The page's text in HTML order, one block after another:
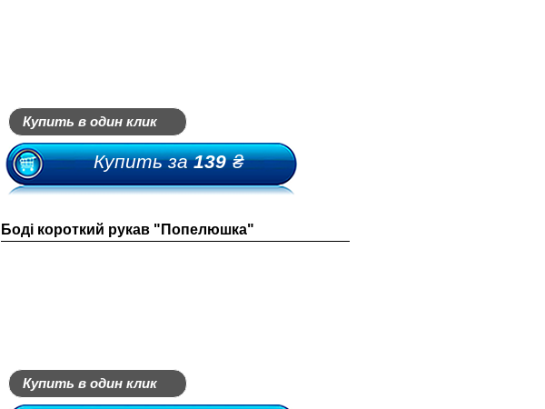
Купить за139₴
Купить в один клик
Боді короткий рукав "Попелюшка"
Купить в один клик